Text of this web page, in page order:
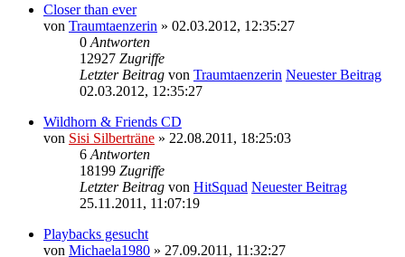
Closer than ever
von Traumtaenzerin » 02.03.2012, 12:35:27
0 Antworten
12927 Zugriffe
Letzter Beitrag von Traumtaenzerin Neuester Beitrag
02.03.2012, 12:35:27
Wildhorn & Friends CD
von Sisi Silberträne » 22.08.2011, 18:25:03
6 Antworten
18199 Zugriffe
Letzter Beitrag von HitSquad Neuester Beitrag
25.11.2011, 11:07:19
Playbacks gesucht
von Michaela1980 » 27.09.2011, 11:32:27